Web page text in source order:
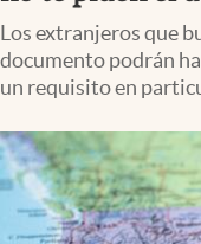
Tv
Clima
Espiritualidad
Mediakit
abre en nueva pestaña
Los extranjeros que
documento podrán
un requisito en